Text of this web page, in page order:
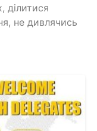
ділитися
не дивлячись